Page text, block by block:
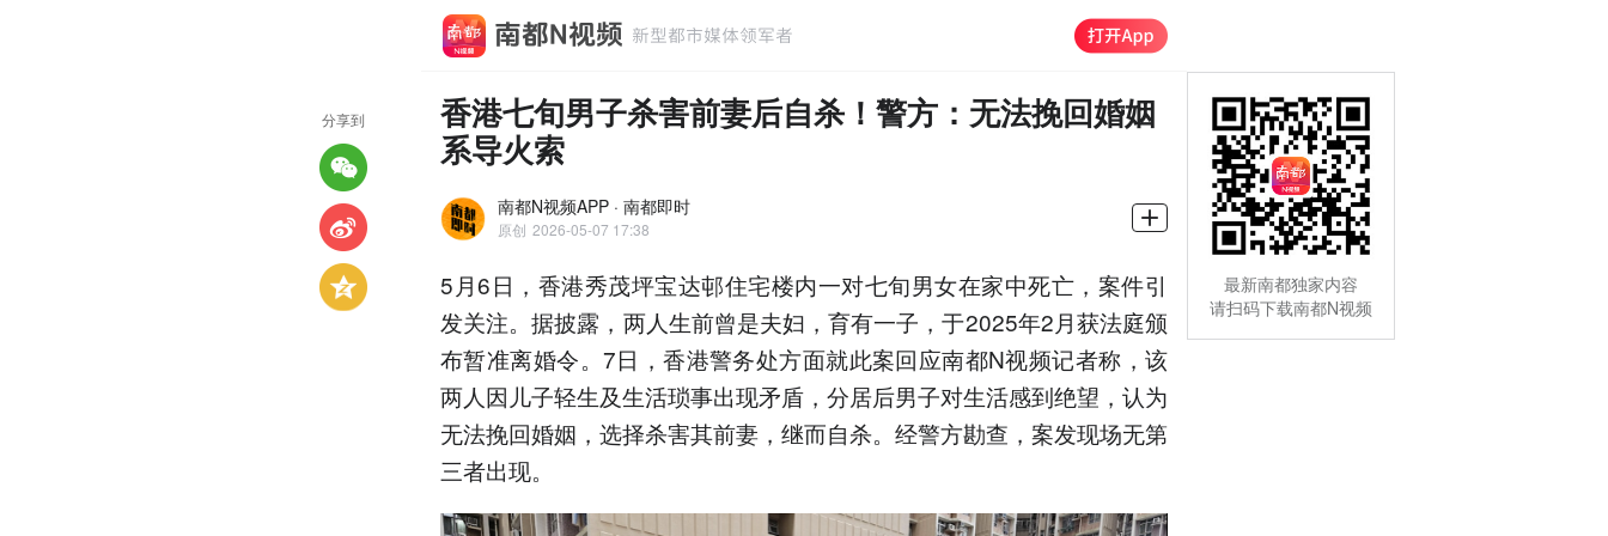
香港七旬男子杀害前妻后自杀！警方：无法挽回婚姻
系导火索
南都N视频APP · 南都即时
原创 2026-05-07 17:38
5月6日，香港秀茂坪宝达邨住宅楼内一对七旬男女在家中死亡，案件引
发关注。据披露，两人生前曾是夫妇，育有一子，于2025年2月获法庭颁
布暂准离婚令。7日，香港警务处方面就此案回应南都N视频记者称，该
两人因儿子轻生及生活琐事出现矛盾，分居后男子对生活感到绝望，认为
无法挽回婚姻，选择杀害其前妻，继而自杀。经警方勘查，案发现场无第
三者出现。
分享到
最新南都独家内容
请扫码下载南都N视频